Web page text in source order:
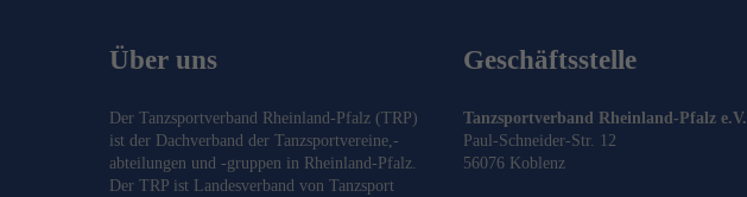
Über uns
Der Tanzsportverband Rheinland-Pfalz (TRP)
ist der Dachverband der Tanzsportvereine,-
abteilungen und -gruppen in Rheinland-Pfalz.
Der TRP ist Landesverband von Tanzsport
Geschäftsstelle
Tanzsportverband Rheinland-Pfalz e.V.
Paul-Schneider-Str. 12
56076 Koblenz